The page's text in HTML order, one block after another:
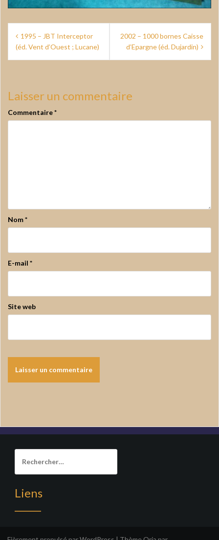
Navigation
de
l’article
1995 – JBT Interceptor
(éd. Vent d’Ouest ; Lucane)
2002 – 1000 bornes Caisse
d’Epargne (éd. Dujardin)
Laisser un commentaire
Commentaire*
Nom*
E-mail *
Site web
Liens